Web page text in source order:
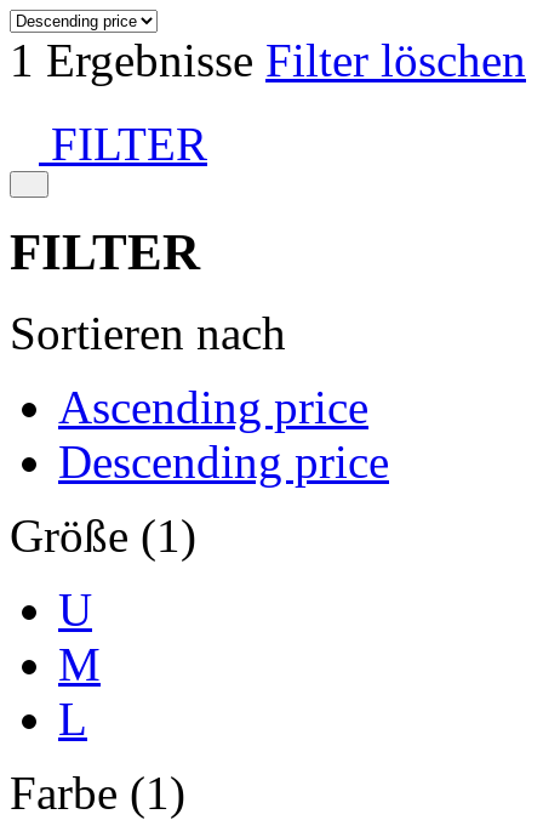
1 Ergebnisse Filter löschen
FILTER
FILTER
Sortieren nach
Ascending price
Descending price
Größe (1)
U
M
L
Farbe (1)